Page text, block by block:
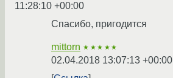
11:28:10 +00:00
Спасибо, пригодится
mittorn ★★★★★
02.04.2018 13:07:13 +00:00